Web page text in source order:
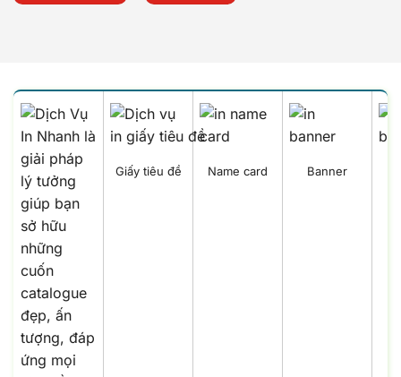
Giấy tiêu đề Name card Banner